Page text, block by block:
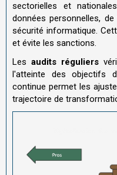
sectorielles et
données personnelles,
sécurité informatique.
et évite les sanctions.
Les audits réguliers
l'atteinte des objectifs
continue permet les
trajectoire de